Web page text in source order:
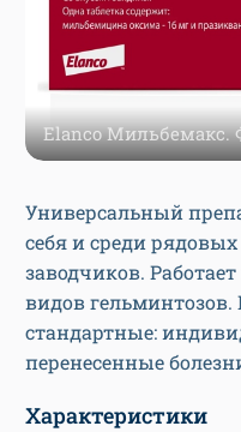
Elanco Мильбемакс.
Универсальный
себя и среди
заводчиков.
видов
стандартные:
перенесенные
Характеристики